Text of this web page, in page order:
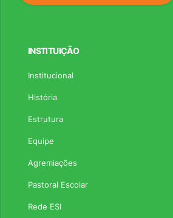
INSTITUIÇÃO
Institucional
História
Estrutura
Equipe
Agremiações
Pastoral Escolar
Rede ESI